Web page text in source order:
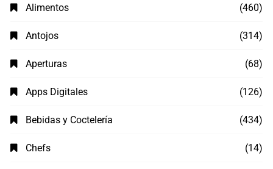
Alimentos (460)
Antojos (314)
Aperturas (68)
Apps Digitales (126)
Bebidas y Coctelería (434)
Chefs (14)